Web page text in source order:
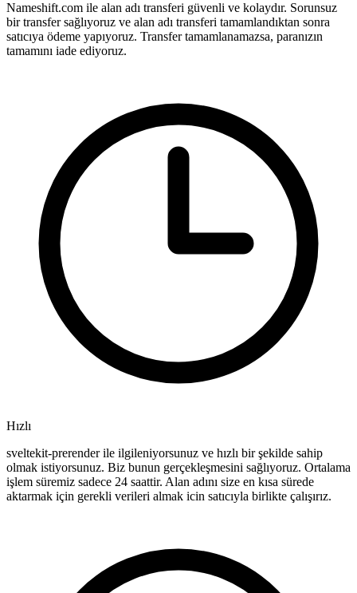
Nameshift.com ile alan adı transferi güvenli ve kolaydır. Sorunsuz
bir transfer sağlıyoruz ve alan adı transferi tamamlandıktan sonra
satıcıya ödeme yapıyoruz. Transfer tamamlanamazsa, paranızın
tamamını iade ediyoruz.
Hızlı
sveltekit-prerender ile ilgileniyorsunuz ve hızlı bir şekilde sahip
olmak istiyorsunuz. Biz bunun gerçekleşmesini sağlıyoruz. Ortalama
işlem süremiz sadece 24 saattir. Alan adını size en kısa sürede
aktarmak için gerekli verileri almak icin satıcıyla birlikte çalışırız.